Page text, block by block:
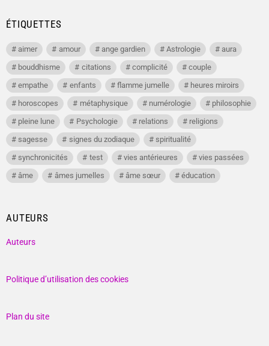
ÉTIQUETTES
aimer amour ange gardien Astrologie
aura
bouddhisme
citations complicité
couple
empathe
enfants flamme jumelle
heures miroirs
horoscopes
métaphysique numérologie
philosophie
pleine lune
Psychologie relations
religions
sagesse
signes du zodiaque
spiritualité
synchronicités
test vies antérieures
vies passées
âme
âmes jumelles âme sœur éducation
AUTEURS
Auteurs
Politique d’utilisation des cookies
Plan du site